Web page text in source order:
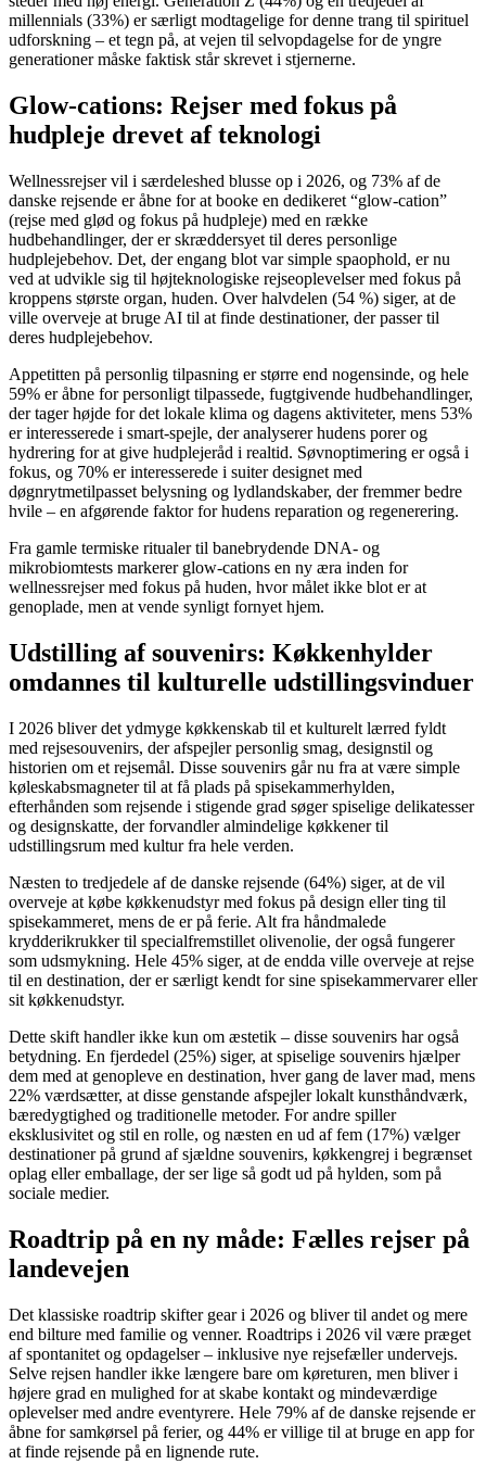
millennials (33%) er særligt modtagelige for denne trang til spirituel
udforskning – et tegn på, at vejen til selvopdagelse for de yngre
generationer måske faktisk står skrevet i stjernerne.
Glow-cations: Rejser med fokus på
hudpleje drevet af teknologi
Wellnessrejser vil i særdeleshed blusse op i 2026, og 73% af de
danske rejsende er åbne for at booke en dedikeret “glow-cation”
(rejse med glød og fokus på hudpleje) med en række
hudbehandlinger, der er skræddersyet til deres personlige
hudplejebehov. Det, der engang blot var simple spaophold, er nu
ved at udvikle sig til højteknologiske rejseoplevelser med fokus på
kroppens største organ, huden. Over halvdelen (54 %) siger, at de
ville overveje at bruge AI til at finde destinationer, der passer til
deres hudplejebehov.
Appetitten på personlig tilpasning er større end nogensinde, og hele
59% er åbne for personligt tilpassede, fugtgivende hudbehandlinger,
der tager højde for det lokale klima og dagens aktiviteter, mens 53%
er interesserede i smart-spejle, der analyserer hudens porer og
hydrering for at give hudplejeråd i realtid. Søvnoptimering er også i
fokus, og 70% er interesserede i suiter designet med
døgnrytmetilpasset belysning og lydlandskaber, der fremmer bedre
hvile – en afgørende faktor for hudens reparation og regenerering.
Fra gamle termiske ritualer til banebrydende DNA- og
mikrobiomtests markerer glow-cations en ny æra inden for
wellnessrejser med fokus på huden, hvor målet ikke blot er at
genoplade, men at vende synligt fornyet hjem.
Udstilling af souvenirs: Køkkenhylder
omdannes til kulturelle udstillingsvinduer
I 2026 bliver det ydmyge køkkenskab til et kulturelt lærred fyldt
med rejsesouvenirs, der afspejler personlig smag, designstil og
historien om et rejsemål. Disse souvenirs går nu fra at være simple
køleskabsmagneter til at få plads på spisekammerhylden,
efterhånden som rejsende i stigende grad søger spiselige delikatesser
og designskatte, der forvandler almindelige køkkener til
udstillingsrum med kultur fra hele verden.
Næsten to tredjedele af de danske rejsende (64%) siger, at de vil
overveje at købe køkkenudstyr med fokus på design eller ting til
spisekammeret, mens de er på ferie. Alt fra håndmalede
krydderikrukker til specialfremstillet olivenolie, der også fungerer
som udsmykning. Hele 45% siger, at de endda ville overveje at rejse
til en destination, der er særligt kendt for sine spisekammervarer eller
sit køkkenudstyr.
Dette skift handler ikke kun om æstetik – disse souvenirs har også
betydning. En fjerdedel (25%) siger, at spiselige souvenirs hjælper
dem med at genopleve en destination, hver gang de laver mad, mens
22% værdsætter, at disse genstande afspejler lokalt kunsthåndværk,
bæredygtighed og traditionelle metoder. For andre spiller
eksklusivitet og stil en rolle, og næsten en ud af fem (17%) vælger
destinationer på grund af sjældne souvenirs, køkkengrej i begrænset
oplag eller emballage, der ser lige så godt ud på hylden, som på
sociale medier.
Roadtrip på en ny måde: Fælles rejser på
landevejen
Det klassiske roadtrip skifter gear i 2026 og bliver til andet og mere
end bilture med familie og venner. Roadtrips i 2026 vil være præget
af spontanitet og opdagelser – inklusive nye rejsefæller undervejs.
Selve rejsen handler ikke længere bare om køreturen, men bliver i
højere grad en mulighed for at skabe kontakt og mindeværdige
oplevelser med andre eventyrere. Hele 79% af de danske rejsende er
åbne for samkørsel på ferier, og 44% er villige til at bruge en app for
at finde rejsende på en lignende rute.